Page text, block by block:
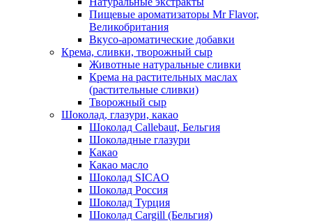
Пищевые ароматизаторы Mr Flavor,
Великобритания
Вкусо-ароматические добавки
Крема, сливки, творожный сыр
Животные натуральные сливки
Крема на растительных маслах
(растительные сливки)
Творожный сыр
Шоколад, глазури, какао
Шоколад Callebaut, Бельгия
Шоколадные глазури
Какао
Какао масло
Шоколад SICAO
Шоколад Россия
Шоколад Турция
Шоколад Cargill (Бельгия)